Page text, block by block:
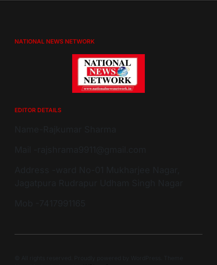
NATIONAL NEWS NETWORK
EDITOR DETAILS